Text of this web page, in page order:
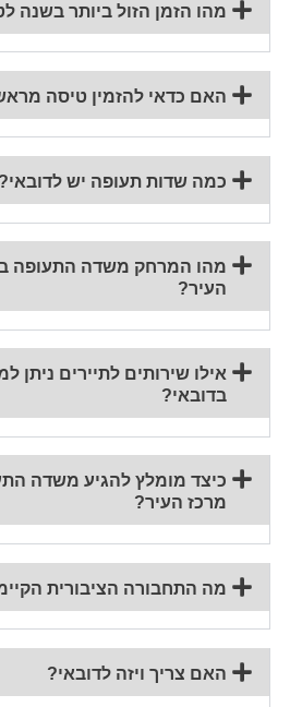
מהו הזמן הזול ביותר בשנה
האם כדאי להזמין טיסה
כמה שדות תעופה יש לדובאי?
מהו המרחק משדה התעופה
העיר?
אילו שירותים לתיירים
בדובאי?
כיצד מומלץ להגיע משדה
מרכז העיר?
מה התחבורה הציבורית
האם צריך ויזה לדובאי?